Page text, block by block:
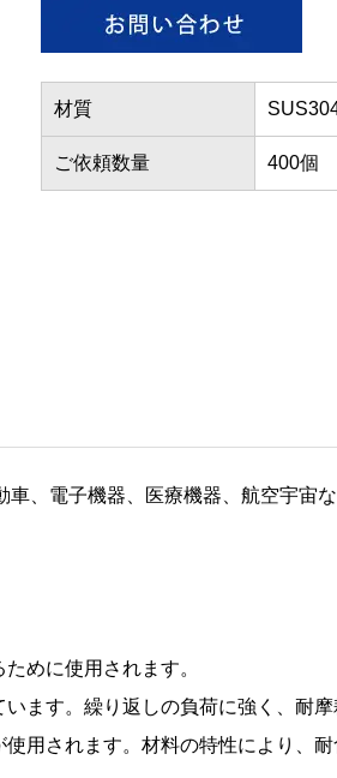
材質
ご依頼数量 400個
、電子機器、医療機器、航空宇宙
めに使用されます。
ます。繰り返しの負荷に強く、耐
用されます。材料の特性により、